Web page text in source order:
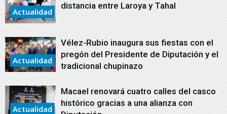
Actualidad
distancia entre Laroya y Tahal
Actualidad
Vélez-Rubio inaugura sus fiestas con el
pregón del Presidente de Diputación y el
tradicional chupinazo
Actualidad
Macael renovará cuatro calles del casco
histórico gracias a una alianza con